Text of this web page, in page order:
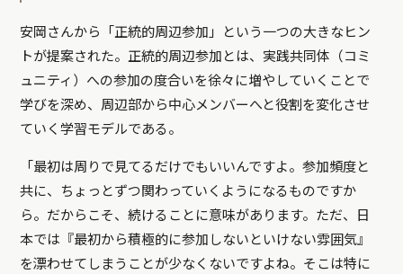
安岡さんから「正統的周辺参加」という一つの大きなヒン
トが提案された。正統的周辺参加とは、実践共同体（コミ
ュニティ）への参加の度合いを徐々に増やしていくことで
学びを深め、周辺部から中心メンバーへと役割を変化させ
ていく学習モデルである。
「最初は周りで見てるだけでもいいんですよ。参加頻度と
共に、ちょっとずつ関わっていくようになるものですか
ら。だからこそ、続けることに意味があります。ただ、日
本では『最初から積極的に参加しないといけない雰囲気』
を漂わせてしまうことが少なくないですよね。そこは特に